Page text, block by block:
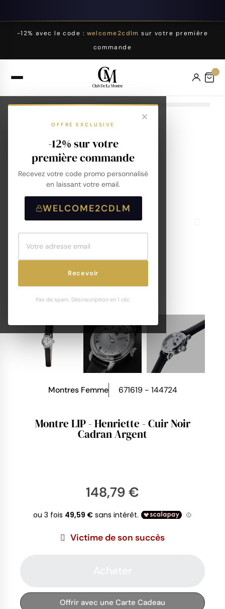
-12% avec le code : welcome2cdlm sur votre première
commande
OFFRE EXCLUSIVE
-12% sur votre
première commande
Recevez votre code promo personnalisé
en laissant votre email.
WELCOME2CDLM
Recevoir
Pas de spam. Désinscription en 1 clic.
Montres Femme 671619 - 144724
Montre LIP - Henriette - Cuir Noir
Cadran Argent
148,79 €
Victime de son succès
Offrir avec une Carte Cadeau